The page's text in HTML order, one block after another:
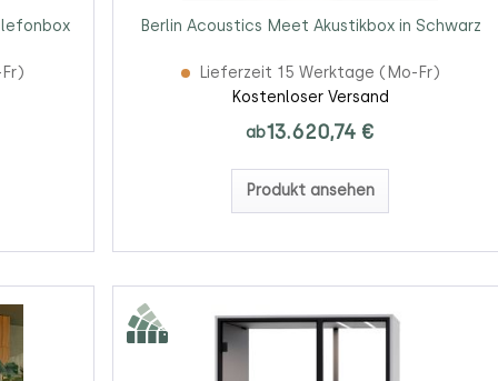
Berlin Acoustics Meet Akustikbox in Schwarz
Lieferzeit 15 Werktage (Mo-Fr)
Kostenloser Versand
ab13.620,74 €
Produkt ansehen